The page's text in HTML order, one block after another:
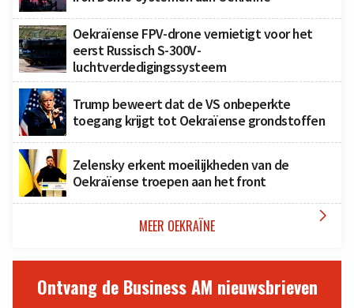
Oekraïense FPV-drone vernietigt voor het
eerst Russisch S-300V-
luchtverdedigingssysteem
Trump beweert dat de VS onbeperkte
toegang krijgt tot Oekraïense grondstoffen
Zelensky erkent moeilijkheden van de
Oekraïense troepen aan het front
MEER OEKRAÏNE 
Ontvang de Business AM nieuwsbrieven